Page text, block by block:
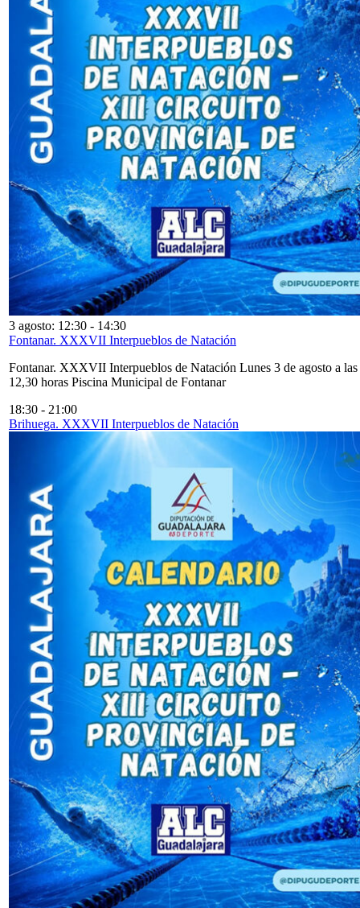
3 agosto: 12:30 - 14:30
Fontanar. XXXVII Interpueblos de Natación
Fontanar. XXXVII Interpueblos de Natación Lunes 3 de agosto a las
12,30 horas Piscina Municipal de Fontanar
18:30 - 21:00
Brihuega. XXXVII Interpueblos de Natación